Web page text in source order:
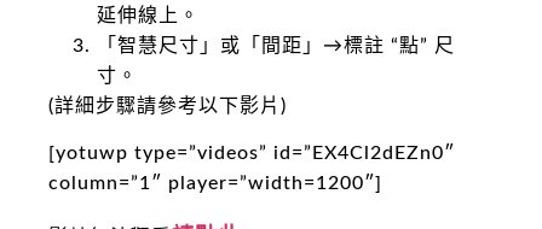
延伸線上。
「智慧尺寸」或「間距」→標註 “點” 尺
寸。
(詳細步驟請參考以下影片)
[yotuwp type=”videos” id=”EX4Cl2dEZn0″
column=”1″ player=”width=1200″]